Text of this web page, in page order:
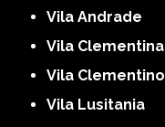
Vila Andrade
Vila Clementina
Vila Clementino
Vila Lusitania